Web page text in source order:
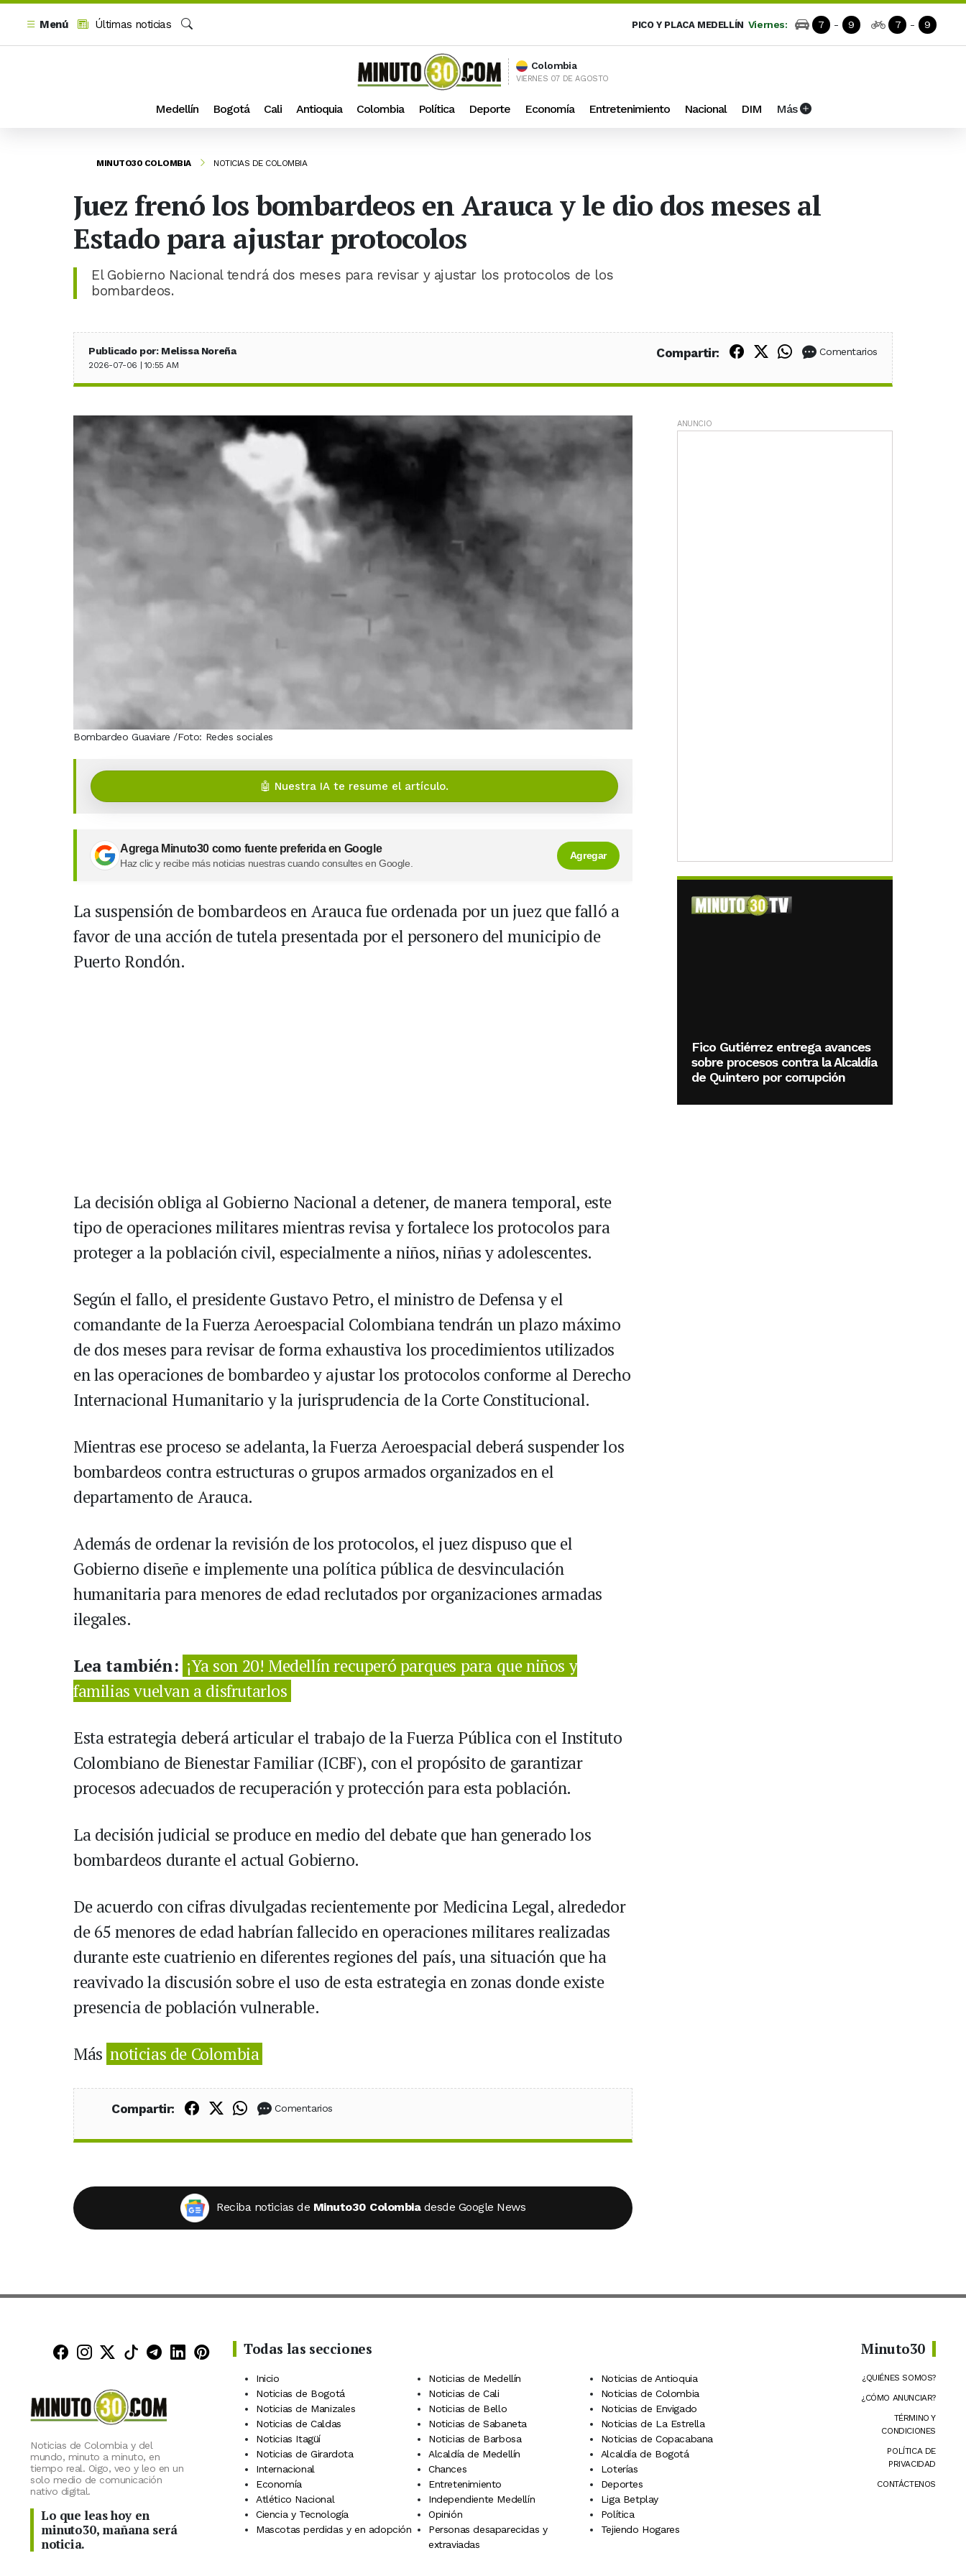
Menú
Últimas noticias
PICO Y PLACA MEDELLÍN Viernes: 7 - 9 7 - 9
Colombia
VIERNES 07 DE AGOSTO
Medellín Bogotá Cali Antioquia Colombia Política Deporte Economía Entretenimiento Nacional DIM Más
MINUTO30 COLOMBIA NOTICIAS DE COLOMBIA
Juez frenó los bombardeos en Arauca y le dio dos meses al
Estado para ajustar protocolos
El Gobierno Nacional tendrá dos meses para revisar y ajustar los protocolos de los
bombardeos.
Publicado por: Melissa Noreña
2026-07-06 | 10:55 AM
Compartir: Compartir en Facebook
Compartir en X (Twitter)
Compartir en WhatsApp
Comentarios
Bombardeo Guaviare /Foto: Redes sociales
🤖 Nuestra IA te resume el artículo.
Agrega Minuto30 como fuente preferida en Google
Haz clic y recibe más noticias nuestras cuando consultes en Google.
Agregar
La suspensión de bombardeos en Arauca fue ordenada por un juez que falló a
favor de una acción de tutela presentada por el personero del municipio de
Puerto Rondón.
La decisión obliga al Gobierno Nacional a detener, de manera temporal, este
tipo de operaciones militares mientras revisa y fortalece los protocolos para
proteger a la población civil, especialmente a niños, niñas y adolescentes.
Según el fallo, el presidente Gustavo Petro, el ministro de Defensa y el
comandante de la Fuerza Aeroespacial Colombiana tendrán un plazo máximo
de dos meses para revisar de forma exhaustiva los procedimientos utilizados
en las operaciones de bombardeo y ajustar los protocolos conforme al Derecho
Internacional Humanitario y la jurisprudencia de la Corte Constitucional.
Mientras ese proceso se adelanta, la Fuerza Aeroespacial deberá suspender los
bombardeos contra estructuras o grupos armados organizados en el
departamento de Arauca.
Además de ordenar la revisión de los protocolos, el juez dispuso que el
Gobierno diseñe e implemente una política pública de desvinculación
humanitaria para menores de edad reclutados por organizaciones armadas
ilegales.
Lea también: ¡Ya son 20! Medellín recuperó parques para que niños y
familias vuelvan a disfrutarlos
Esta estrategia deberá articular el trabajo de la Fuerza Pública con el Instituto
Colombiano de Bienestar Familiar (ICBF), con el propósito de garantizar
procesos adecuados de recuperación y protección para esta población.
La decisión judicial se produce en medio del debate que han generado los
bombardeos durante el actual Gobierno.
De acuerdo con cifras divulgadas recientemente por Medicina Legal, alrededor
de 65 menores de edad habrían fallecido en operaciones militares realizadas
durante este cuatrienio en diferentes regiones del país, una situación que ha
reavivado la discusión sobre el uso de esta estrategia en zonas donde existe
presencia de población vulnerable.
Más noticias de Colombia
Compartir: Compartir en Facebook
Compartir en X (Twitter)
Compartir en WhatsApp
Comentarios
Reciba noticias de Minuto30 Colombia desde Google News
ANUNCIO
Fico Gutiérrez entrega avances
sobre procesos contra la Alcaldía
de Quintero por corrupción
Minuto30 en Facebook
Minuto30 en Instagram
Minuto30 en X (Twitter)
Minuto30 en TikTok
Canal de Minuto30 en Telegram
Minuto30 en LinkedIn
Minuto30 en Pinterest
Noticias de Colombia y del
mundo, minuto a minuto, en
tiempo real. Oigo, veo y leo en un
solo medio de comunicación
nativo digital.
Lo que leas hoy en
minuto30, mañana será
noticia.
Todas las secciones
Inicio Noticias de Medellín
Noticias de Antioquia
Noticias de Bogotá
Noticias de Cali
Noticias de Colombia
Noticias de Manizales
Noticias de Bello
Noticias de Envigado
Noticias de Caldas
Noticias de Sabaneta
Noticias de La Estrella
Noticias Itagüí
Noticias de Barbosa
Noticias de Copacabana
Noticias de Girardota
Alcaldía de Medellín
Alcaldía de Bogotá
Internacional
Chances
Loterías
Economía
Entretenimiento
Deportes
Atlético Nacional
Independiente Medellín
Liga Betplay
Ciencia y Tecnología
Opinión
Política
Mascotas perdidas y en adopción
Personas desaparecidas y
extraviadas
Tejiendo Hogares
Minuto30
¿QUIÉNES SOMOS?
¿CÓMO ANUNCIAR?
TÉRMINO Y
CONDICIONES
POLÍTICA DE
PRIVACIDAD
CONTÁCTENOS